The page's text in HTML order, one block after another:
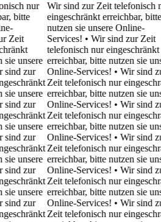
nur
zur
zur
zur
zur
zur
Wir sind zur Zeit telefonisch nur
eingeschränkt erreichbar, bitte
nutzen sie unsere Online-
Services! • Wir sind zur Zeit
telefonisch nur eingeschränkt
erreichbar, bitte nutzen sie unsere
Online-Services! • Wir sind zur
Zeit telefonisch nur eingeschränkt
erreichbar, bitte nutzen sie unsere
Online-Services! • Wir sind zur
Zeit telefonisch nur eingeschränkt
erreichbar, bitte nutzen sie unsere
Online-Services! • Wir sind zur
Zeit telefonisch nur eingeschränkt
erreichbar, bitte nutzen sie unsere
Online-Services! • Wir sind zur
Zeit telefonisch nur eingeschränkt
erreichbar, bitte nutzen sie unsere
Online-Services! • Wir sind zur
Zeit telefonisch nur eingeschränkt